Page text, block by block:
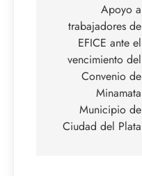
entradas
Apoyo a
trabajadores de
EFICE ante el
vencimiento del
Convenio de
Minamata
Municipio de
Ciudad del Plata